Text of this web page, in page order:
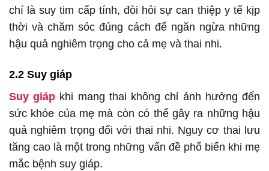
chí là suy tim cấp tính, đòi hỏi sự can thiệp y tế kịp
thời và chăm sóc đúng cách để ngăn ngừa những
hậu quả nghiêm trọng cho cả mẹ và thai nhi.
2.2 Suy giáp
Suy giáp khi mang thai không chỉ ảnh hưởng đến
sức khỏe của mẹ mà còn có thể gây ra những hậu
quả nghiêm trọng đối với thai nhi. Nguy cơ thai lưu
tăng cao là một trong những vấn đề phổ biến khi mẹ
mắc bệnh suy giáp.